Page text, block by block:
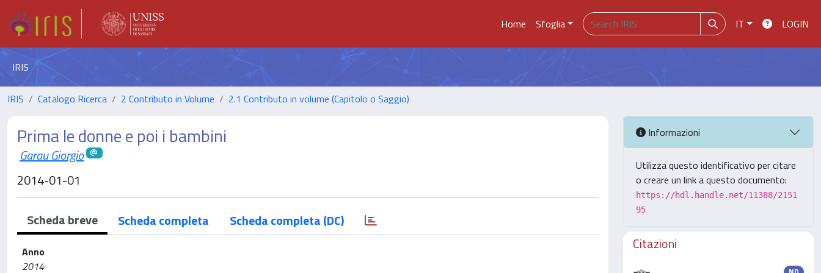
Home Sfoglia IT LOGIN
IRIS
IRIS Catalogo Ricerca 2 Contributo in Volume 2.1 Contributo in volume (Capitolo o Saggio)
Prima le donne e poi i bambini
Garau Giorgio
2014-01-01
Scheda breve Scheda completa Scheda completa (DC)
Anno
2014
Informazioni
Utilizza questo identificativo per citare
o creare un link a questo documento:
https://hdl.handle.net/11388/2151
95
Citazioni